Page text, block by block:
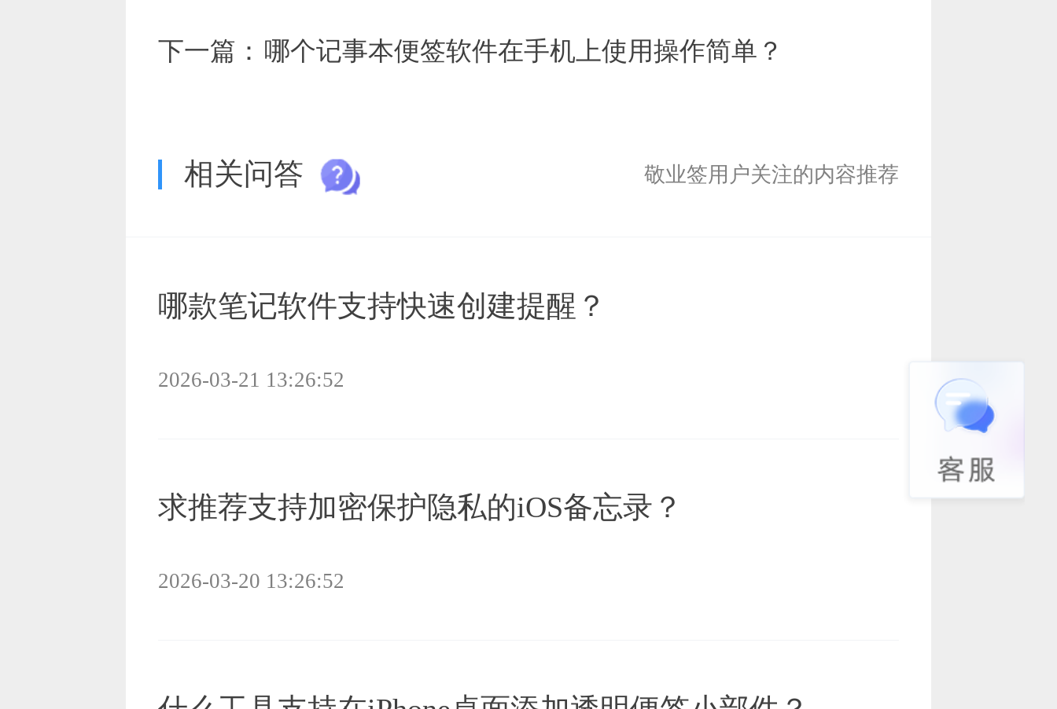
下一篇： 哪个记事本便签软件在手机上使用操作简单？
相关问答 敬业签用户关注的内容推荐
哪款笔记软件支持快速创建提醒？
2026-03-21 13:26:52
求推荐支持加密保护隐私的iOS备忘录？
2026-03-20 13:26:52